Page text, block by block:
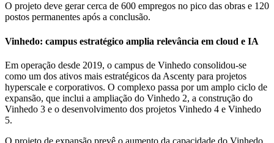
O projeto deve gerar cerca de 600 empregos no pico das obras e 120
postos permanentes após a conclusão.
Vinhedo: campus estratégico amplia relevância em cloud e IA
Em operação desde 2019, o campus de Vinhedo consolidou-se
como um dos ativos mais estratégicos da Ascenty para projetos
hyperscale e corporativos. O complexo passa por um amplo ciclo de
expansão, que inclui a ampliação do Vinhedo 2, a construção do
Vinhedo 3 e o desenvolvimento dos projetos Vinhedo 4 e Vinhedo
5.
O projeto de expansão prevê o aumento da capacidade do Vinhedo